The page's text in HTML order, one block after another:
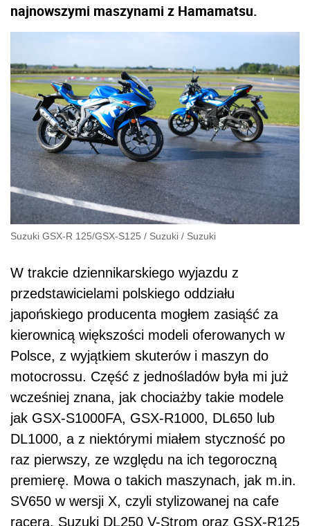
najnowszymi maszynami z Hamamatsu.
Suzuki GSX-R 125/GSX-S125 / Suzuki / Suzuki
W trakcie dziennikarskiego wyjazdu z
przedstawicielami polskiego oddziału
japońskiego producenta mogłem zasiąść za
kierownicą większości modeli oferowanych w
Polsce, z wyjątkiem skuterów i maszyn do
motocrossu. Część z jednośladów była mi już
wcześniej znana, jak chociażby takie modele
jak GSX-S1000FA, GSX-R1000, DL650 lub
DL1000, a z niektórymi miałem styczność po
raz pierwszy, ze względu na ich tegoroczną
premierę. Mowa o takich maszynach, jak m.in.
SV650 w wersji X, czyli stylizowanej na cafe
racera, Suzuki DL250 V-Strom oraz GSX-R125